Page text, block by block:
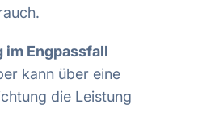
Engpassfall
kann über eine
die Leistung